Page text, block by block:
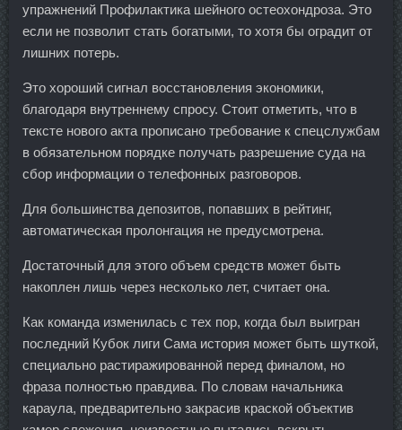
упражнений Профилактика шейного остеохондроза. Это
если не позволит стать богатыми, то хотя бы оградит от
лишних потерь.
Это хороший сигнал восстановления экономики,
благодаря внутреннему спросу. Стоит отметить, что в
тексте нового акта прописано требование к спецслужбам
в обязательном порядке получать разрешение суда на
сбор информации о телефонных разговоров.
Для большинства депозитов, попавших в рейтинг,
автоматическая пролонгация не предусмотрена.
Достаточный для этого объем средств может быть
накоплен лишь через несколько лет, считает она.
Как команда изменилась с тех пор, когда был выигран
последний Кубок лиги Сама история может быть шуткой,
специально растиражированной перед финалом, но
фраза полностью правдива. По словам начальника
караула, предварительно закрасив краской объектив